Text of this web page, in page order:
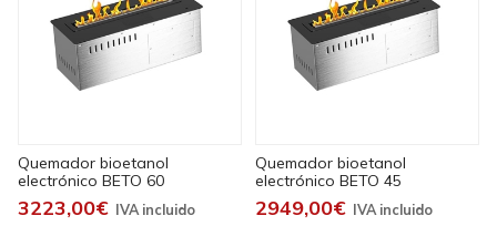
Quemador bioetanol
electrónico BETO 60
3223,00€
Quemador bioetanol
electrónico BETO 45
2949,00€